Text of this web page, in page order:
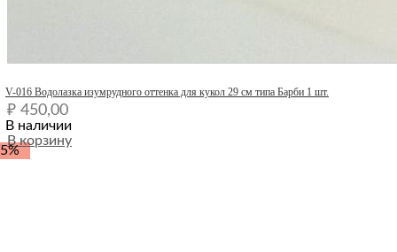
V-016 Водолазка изумрудного оттенка для кукол 29 см типа Барби 1 шт.
₽ 450,00
В наличии
В корзину